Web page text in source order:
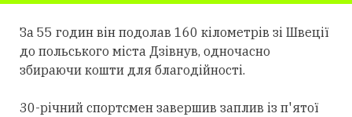
За 55 годин він подолав 160 кілометрів зі Швеції
до польського міста Дзівнув, одночасно
збираючи кошти для благодійності.
30-річний спортсмен завершив заплив із п'ятої